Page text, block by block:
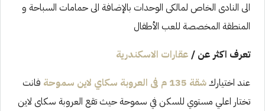
الى النادى الخاص لمالكى الوحدات بالإضافة الى حمامات السباحة و
المنطقة المخصصة للعب الأطفال
تعرف اكثر عن / عقارات الاسكندرية
عند اختياركشقة 135 م فى العروبة سكاي لاين سموحة
فانت
تختار اعلي مستوي للسكن في سموحة حيث تقع العروبة سكاى لاين